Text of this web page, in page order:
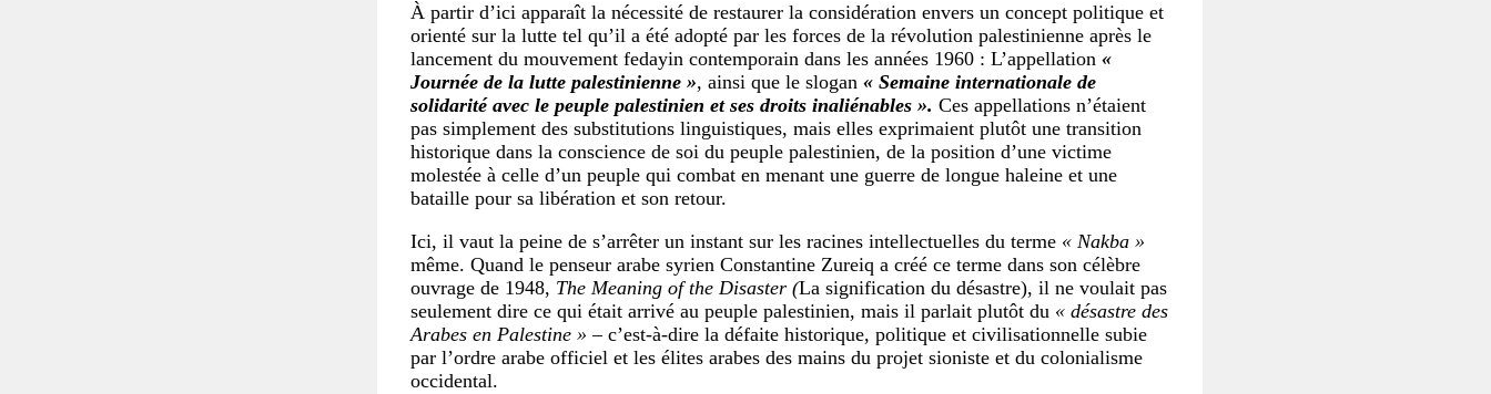
À partir d’ici apparaît la nécessité de restaurer la considération envers un concept politique et
orienté sur la lutte tel qu’il a été adopté par les forces de la révolution palestinienne après le
lancement du mouvement fedayin contemporain dans les années 1960 : L’appellation «
Journée de la lutte palestinienne », ainsi que le slogan « Semaine internationale de
solidarité avec le peuple palestinien et ses droits inaliénables ». Ces appellations n’étaient
pas simplement des substitutions linguistiques, mais elles exprimaient plutôt une transition
historique dans la conscience de soi du peuple palestinien, de la position d’une victime
molestée à celle d’un peuple qui combat en menant une guerre de longue haleine et une
bataille pour sa libération et son retour.
Ici, il vaut la peine de s’arrêter un instant sur les racines intellectuelles du terme « Nakba »
même. Quand le penseur arabe syrien Constantine Zureiq a créé ce terme dans son célèbre
ouvrage de 1948, The Meaning of the Disaster (La signification du désastre), il ne voulait pas
seulement dire ce qui était arrivé au peuple palestinien, mais il parlait plutôt du « désastre des
Arabes en Palestine » – c’est-à-dire la défaite historique, politique et civilisationnelle subie
par l’ordre arabe officiel et les élites arabes des mains du projet sioniste et du colonialisme
occidental.